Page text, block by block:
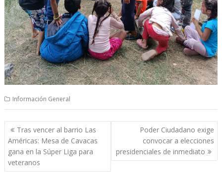
Información General
Navegación
de
entradas
Tras vencer al barrio Las
Américas: Mesa de Cavacas
gana en la Súper Liga para
veteranos
Poder Ciudadano exige
convocar a elecciones
presidenciales de inmediato